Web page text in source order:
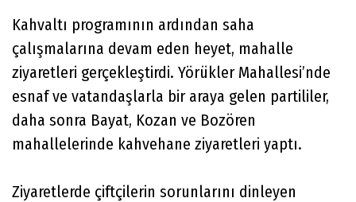
Kahvaltı programının ardından saha
çalışmalarına devam eden heyet, mahalle
ziyaretleri gerçekleştirdi. Yörükler Mahallesi’nde
esnaf ve vatandaşlarla bir araya gelen partililer,
daha sonra Bayat, Kozan ve Bozören
mahallelerinde kahvehane ziyaretleri yaptı.
Ziyaretlerde çiftçilerin sorunlarını dinleyen